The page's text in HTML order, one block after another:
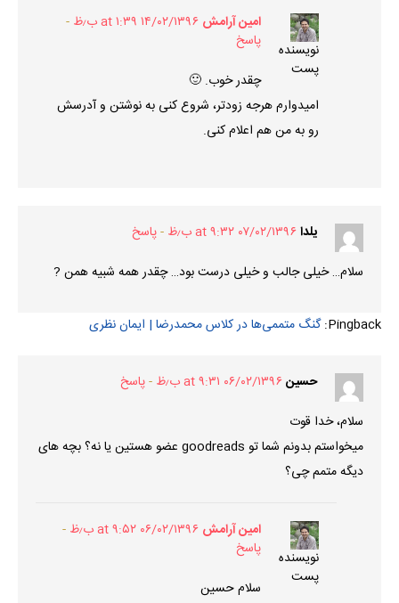
نویسنده
پست
امین آرامش ۱۴/۰۲/۱۳۹۶ at ۱:۳۹ ب٫ظ
پاسخ
چقدر خوب. 🙂
امیدوارم هرجه زودتر، شروع کنی به نوشتن و آدرسش
رو به من هم اعلام کنی.
یلدا۰۷/۰۲/۱۳۹۶ at ۹:۳۲ ب٫ظ
پاسخ
سلام… خیلی جالب و خیلی درست بود… چقدر همه شبیه همن ?
Pingback: گنگ متممی‌ها در کلاس محمدرضا | ایمان نظری
حسین۰۶/۰۲/۱۳۹۶ at ۹:۳۱ ب٫ظ
پاسخ
سلام، خدا قوت
میخواستم بدونم شما تو goodreads عضو هستین یا نه؟ بچه های
دیگه متمم چی؟
نویسنده
پست
امین آرامش ۰۶/۰۲/۱۳۹۶ at ۹:۵۲ ب٫ظ
پاسخ
سلام حسین